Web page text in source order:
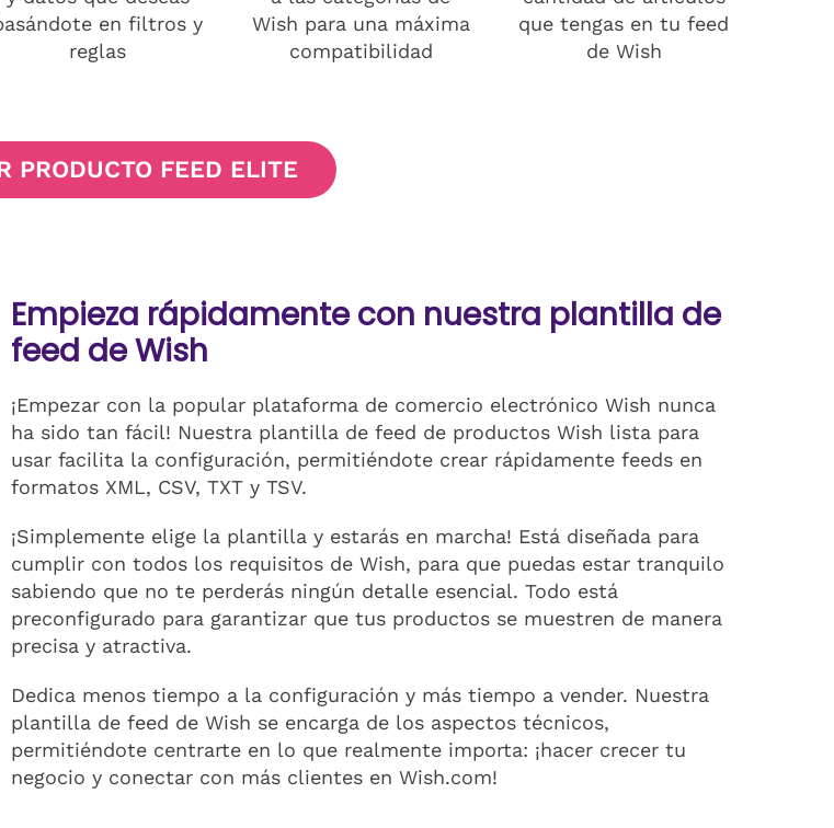
en filtros y
reglas
Wish para una máxima
compatibilidad
que tengas en tu feed
de Wish
PRODUCTO FEED ELITE
Empieza rápidamente con nuestra plantilla de
feed de Wish
¡Empezar con la popular plataforma de comercio electrónico Wish nunca
ha sido tan fácil! Nuestra plantilla de feed de productos Wish lista para
usar facilita la configuración, permitiéndote crear rápidamente feeds en
formatos XML, CSV, TXT y TSV.
¡Simplemente elige la plantilla y estarás en marcha! Está diseñada para
cumplir con todos los requisitos de Wish, para que puedas estar tranquilo
sabiendo que no te perderás ningún detalle esencial. Todo está
preconfigurado para garantizar que tus productos se muestren de manera
precisa y atractiva.
Dedica menos tiempo a la configuración y más tiempo a vender. Nuestra
plantilla de feed de Wish se encarga de los aspectos técnicos,
permitiéndote centrarte en lo que realmente importa: ¡hacer crecer tu
negocio y conectar con más clientes en Wish.com!